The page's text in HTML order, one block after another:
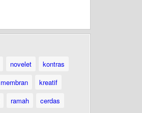
novelet
kontras
membran
kreatif
ramah
cerdas